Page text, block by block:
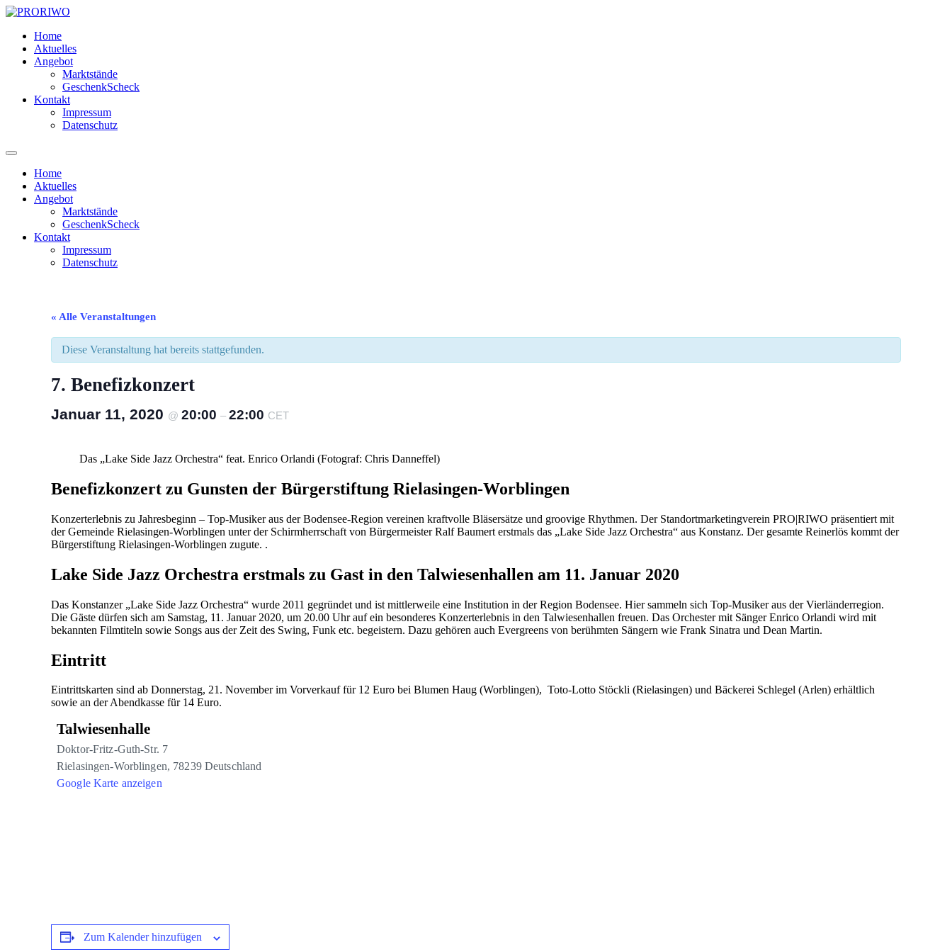
Zum
springenHome
Aktuelles
Angebot
Marktstände
GeschenkScheck
Kontakt
Impressum
Datenschutz
Home
Aktuelles
Angebot
Marktstände
GeschenkScheck
Kontakt
Impressum
Datenschutz
« Alle Veranstaltungen
Diese Veranstaltung hat bereits stattgefunden.
7. Benefizkonzert
Januar 11, 2020 @ 20:00 – 22:00 CET
Das „Lake Side Jazz Orchestra“ feat. Enrico Orlandi (Fotograf: Chris Danneffel)
Benefizkonzert zu Gunsten der Bürgerstiftung Rielasingen-Worblingen
Konzerterlebnis zu Jahresbeginn – Top-Musiker aus der Bodensee-Region vereinen kraftvolle Bläsersätze und groovige Rhythmen. Der Standortmarketingverein PRO|RIWO präsentiert mit
der Gemeinde Rielasingen-Worblingen unter der Schirmherrschaft von Bürgermeister Ralf Baumert erstmals das „Lake Side Jazz Orchestra“ aus Konstanz. Der gesamte Reinerlös kommt der
Bürgerstiftung Rielasingen-Worblingen zugute. .
Lake Side Jazz Orchestra erstmals zu Gast in den Talwiesenhallen am 11. Januar 2020
Das Konstanzer „Lake Side Jazz Orchestra“ wurde 2011 gegründet und ist mittlerweile eine Institution in der Region Bodensee. Hier sammeln sich Top-Musiker aus der Vierländerregion.
Die Gäste dürfen sich am Samstag, 11. Januar 2020, um 20.00 Uhr auf ein besonderes Konzerterlebnis in den Talwiesenhallen freuen. Das Orchester mit Sänger Enrico Orlandi wird mit
bekannten Filmtiteln sowie Songs aus der Zeit des Swing, Funk etc. begeistern. Dazu gehören auch Evergreens von berühmten Sängern wie Frank Sinatra und Dean Martin.
Eintritt
Eintrittskarten sind ab Donnerstag, 21. November im Vorverkauf für 12 Euro bei Blumen Haug (Worblingen), Toto-Lotto Stöckli (Rielasingen) und Bäckerei Schlegel (Arlen) erhältlich
sowie an der Abendkasse für 14 Euro.
Talwiesenhalle
Doktor-Fritz-Guth-Str. 7
Rielasingen-Worblingen, 78239 Deutschland
Google Karte anzeigen
Zum Kalender hinzufügen